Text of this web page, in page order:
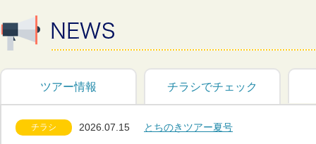
ツアー情報 チラシでチェック
チラシ 2026.07.15 とちのきツアー夏号